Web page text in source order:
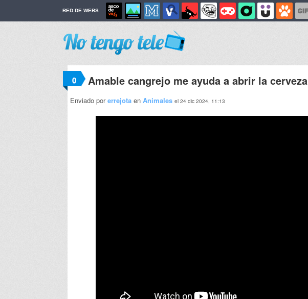
RED DE WEBS
0 Amable cangrejo me ayuda a abrir la cerveza
Enviado porerrejota en Animales el 24 dic 2024, 11:13